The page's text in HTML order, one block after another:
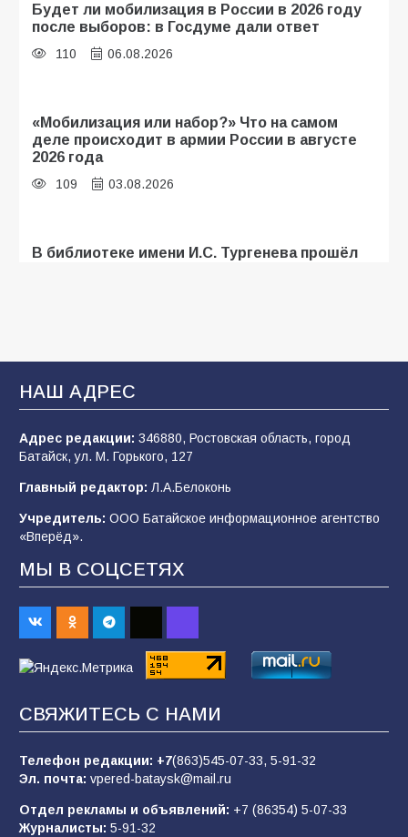
Будет ли мобилизация в России в 2026 году
после выборов: в Госдуме дали ответ
110 06.08.2026
«Мобилизация или набор?» Что на самом
деле происходит в армии России в августе
2026 года
109 03.08.2026
В библиотеке имени И.С. Тургенева прошёл
В Батайске продолжаются дорожные работы
107 04.08.2026
строительные профессии в ходе
спортивного праздника
90
Командовал боем до последнего: герой
Евгений Остапенко
05.08.2026
Батайчане вышли в финал Всероссийского
конкурса «Большая перемена»
62 04.08.2026
В библиотеке имени М.Ю. Лермонтова
НАШ АДРЕС
Адрес редакции: 346880, Ростовская область, город
Батайск, ул. М. Горького, 127
Главный редактор: Л.А.Белоконь
Учредитель: ООО Батайское информационное агентство
«Вперёд».
МЫ В СОЦСЕТЯХ
СВЯЖИТЕСЬ С НАМИ
Телефон редакции: +7(863)545-07-33, 5-91-32
Эл. почта: vpered-bataysk@mail.ru
Отдел рекламы и объявлений: +7 (86354) 5-07-33
Журналисты: 5-91-32